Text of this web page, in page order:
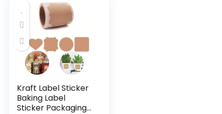
Kraft Label Sticker
Baking Label
Sticker Packaging